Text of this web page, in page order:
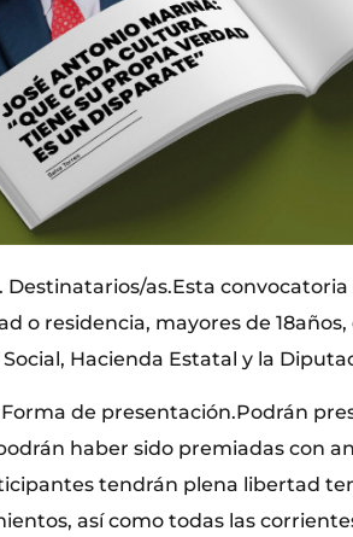
Destinatarios/as.Esta
o residencia, mayores de
Hacienda Estatal y la
Forma de presentación.Podrán
haber sido premiadas con
tendrán plena libertad
así como todas las